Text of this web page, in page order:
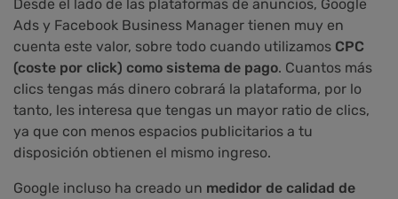
Desde el lado de las plataformas de anuncios, Google
Ads y Facebook Business Manager tienen muy en
cuenta este valor, sobre todo cuando utilizamos CPC
(coste por click) como sistema de pago. Cuantos más
clics tengas más dinero cobrará la plataforma, por lo
tanto, les interesa que tengas un mayor ratio de clics,
ya que con menos espacios publicitarios a tu
disposición obtienen el mismo ingreso.
Google incluso ha creado un medidor de calidad de